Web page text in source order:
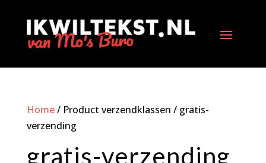
Home/ Product verzendklassen / gratis-
verzending
gratis-verzending